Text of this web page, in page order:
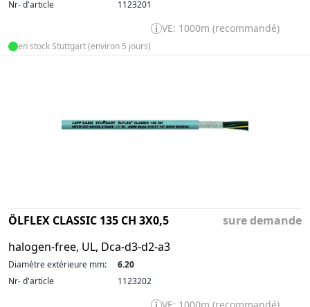
Nr- d'article
1123201
VE: 1000m (recommandé)
en stock Stuttgart (environ 5 jours)
ÖLFLEX CLASSIC 135 CH 3X0,5
halogen-free, UL, Dca-d3-d2-a3
sure demande
Diamètre extérieure mm:
6.20
Nr- d'article
1123202